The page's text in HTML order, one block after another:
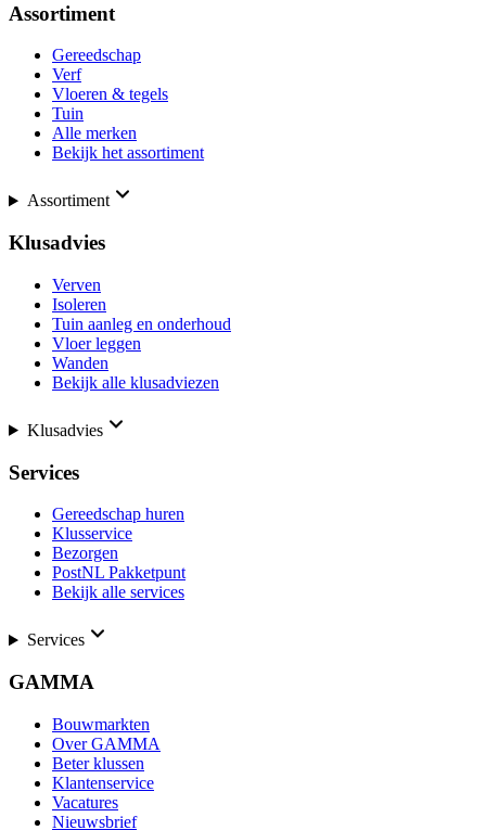
Assortiment
Gereedschap
Verf
Vloeren & tegels
Tuin
Alle merken
Bekijk het assortiment
Assortiment
Klusadvies
Verven
Isoleren
Tuin aanleg en onderhoud
Vloer leggen
Wanden
Bekijk alle klusadviezen
Klusadvies
Services
Gereedschap huren
Klusservice
Bezorgen
PostNL Pakketpunt
Bekijk alle services
Services
GAMMA
Bouwmarkten
Over GAMMA
Beter klussen
Klantenservice
Vacatures
Nieuwsbrief